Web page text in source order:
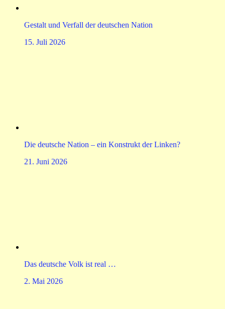
Gestalt und Verfall der deutschen Nation
15. Juli 2026
Die deutsche Nation – ein Konstrukt der Linken?
21. Juni 2026
Das deutsche Volk ist real …
2. Mai 2026